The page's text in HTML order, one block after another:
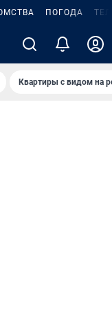
ПОГОДА
Квартиры с видом на